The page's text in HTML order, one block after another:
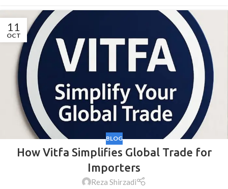
11
OCT
BLOG
How Vitfa Simplifies Global Trade for
Importers
Reza Shirzadi